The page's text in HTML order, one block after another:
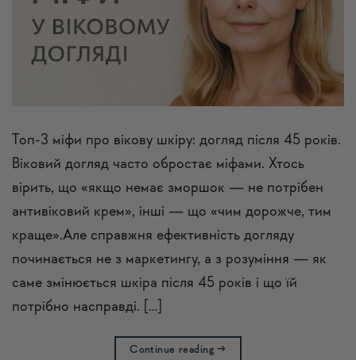
Топ-3 міфи про вікову шкіру: догляд після 45 років.
Віковий догляд часто обростає міфами. Хтось
вірить, що «якщо немає зморшок — не потрібен
антивіковий крем», інші — що «чим дорожче, тим
краще».Але справжня ефективність догляду
починається не з маркетингу, а з розуміння — як
саме змінюється шкіра після 45 років і що їй
потрібно насправді. […]
Continue reading→